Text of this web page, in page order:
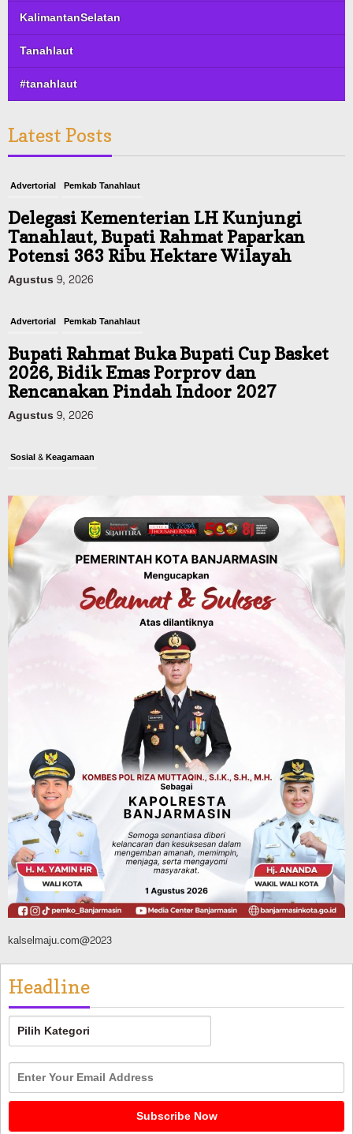
KalimantanSelatan
Tanahlaut
#tanahlaut
Latest Posts
Advertorial Pemkab Tanahlaut
Delegasi Kementerian LH Kunjungi
Tanahlaut, Bupati Rahmat Paparkan
Potensi 363 Ribu Hektare Wilayah
Agustus 9, 2026
Advertorial Pemkab Tanahlaut
Bupati Rahmat Buka Bupati Cup Basket
2026, Bidik Emas Porprov dan
Rencanakan Pindah Indoor 2027
Agustus 9, 2026
Sosial & Keagamaan
Jamnas XII Cibubur, Termasuk Dua
Peserta Berkebutuhan Khusus
Agustus 9, 2026
Budaya & Pariwisata
Bunda PAUD Banjarmasin Ajak Anak
Belajar Sambil Lihat Satwa, Jelajah
Literasi di Taman Jahri Saleh
Pemkab Balangan
28 Pelajar Halong Balangan Jalani
Latihan Intensif Paskibraka, Ditempa
TNI-Polri Sambut HUT ke-81 RI
Agustus 9, 2026
kalselmaju.com@2023
Headline
Headline